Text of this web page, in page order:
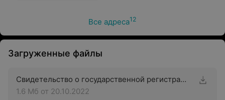
Все адреса12
Загруженные файлы
Свидетельство о государственной регистрации
1.6 Мб от 20.10.2022